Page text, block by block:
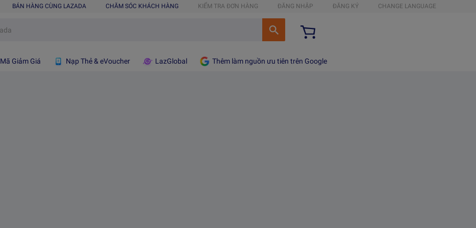
BÁN HÀNG CÙNG LAZADA CHĂM SÓC KHÁCH HÀNG KIỂM TRA ĐƠN HÀNG ĐĂNG NHẬP ĐĂNG KÝ CHANGE LANGUAGE
Mã Giảm Giá Nạp Thẻ & eVoucher LazGlobal Thêm làm nguồn ưu tiên trên Google